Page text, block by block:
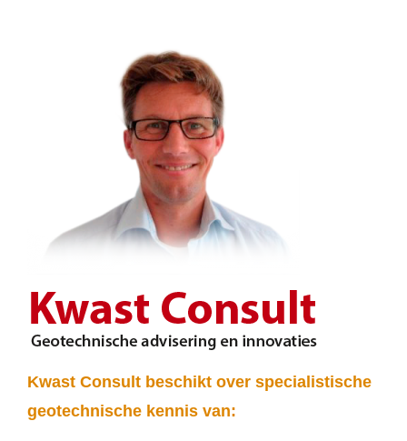
Kwast Consult beschikt over specialistische
geotechnische kennis van: